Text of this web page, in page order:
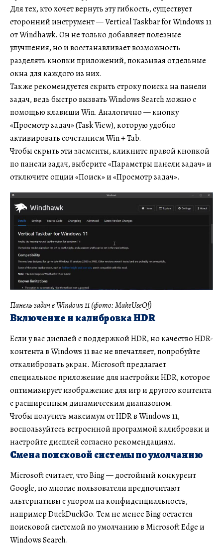
Для тех, кто хочет вернуть эту гибкость, существует
сторонний инструмент — Vertical Taskbar for Windows 11
от Windhawk. Он не только добавляет полезные
улучшения, но и восстанавливает возможность
разделять кнопки приложений, показывая отдельные
окна для каждого из них.
Также рекомендуется скрыть строку поиска на панели
задач, ведь быстро вызвать Windows Search можно с
помощью клавиши Win. Аналогично — кнопку
«Просмотр задач» (Task View), которую удобно
активировать сочетанием Win + Tab.
Чтобы скрыть эти элементы, кликните правой кнопкой
по панели задач, выберите «Параметры панели задач» и
отключите опции «Поиск» и «Просмотр задач».
Панель задач в Windows 11 (фото: MakeUseOf)
Включение и калибровка HDR
Если у вас дисплей с поддержкой HDR, но качество HDR-
контента в Windows 11 вас не впечатляет, попробуйте
откалибровать экран. Microsoft предлагает
специальное приложение для настройки HDR, которое
оптимизирует изображение для игр и другого контента
с расширенным динамическим диапазоном.
Чтобы получить максимум от HDR в Windows 11,
воспользуйтесь встроенной программой калибровки и
настройте дисплей согласно рекомендациям.
Смена поисковой системы по умолчанию
Microsoft считает, что Bing — достойный конкурент
Google, но многие пользователи предпочитают
альтернативы с упором на конфиденциальность,
например DuckDuckGo. Тем не менее Bing остается
поисковой системой по умолчанию в Microsoft Edge и
Windows Search.